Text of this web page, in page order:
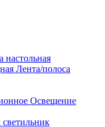
настольная
Лента/полоса
Освещение